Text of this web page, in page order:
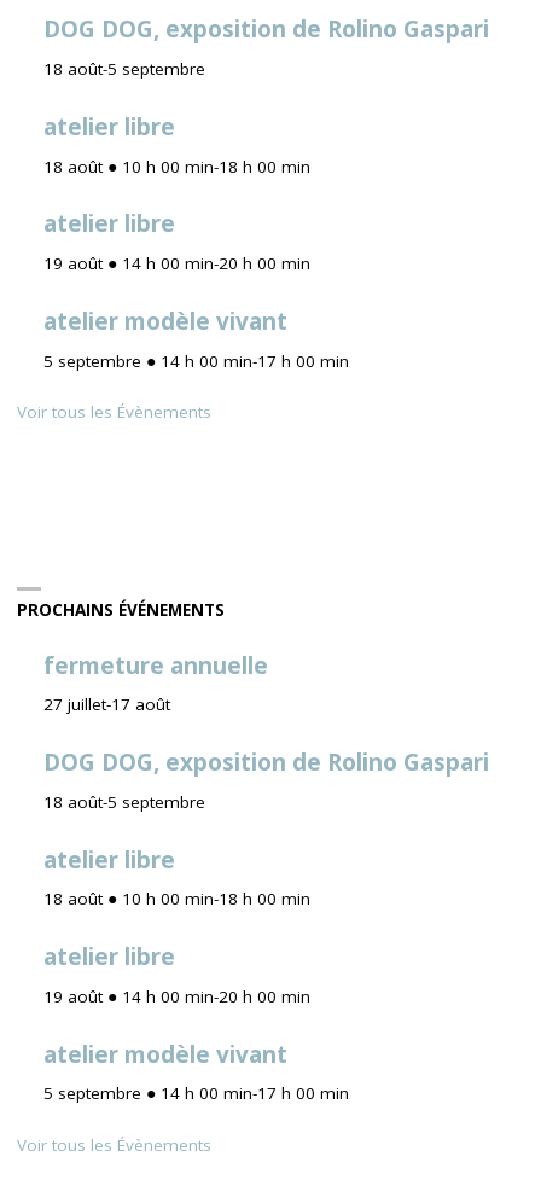
DOG DOG, exposition de Rolino Gaspari
18 août-5 septembre
atelier libre
18 août ● 10 h 00 min-18 h 00 min
atelier libre
19 août ● 14 h 00 min-20 h 00 min
atelier modèle vivant
5 septembre ● 14 h 00 min-17 h 00 min
Voir tous les Évènements
PROCHAINS ÉVÉNEMENTS
fermeture annuelle
27 juillet-17 août
DOG DOG, exposition de Rolino Gaspari
18 août-5 septembre
atelier libre
18 août ● 10 h 00 min-18 h 00 min
atelier libre
19 août ● 14 h 00 min-20 h 00 min
atelier modèle vivant
5 septembre ● 14 h 00 min-17 h 00 min
Voir tous les Évènements